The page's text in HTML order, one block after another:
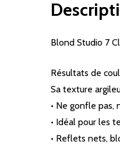
Blond Studio 7
Résultats de
Sa texture
• Ne gonfle pas,
• Idéal pour les
• Reflets nets,